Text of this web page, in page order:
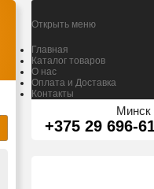
Открыть меню
Главная
Каталог товаров
О нас
Оплата и Доставка
Контакты
Минск
+375 29 696-